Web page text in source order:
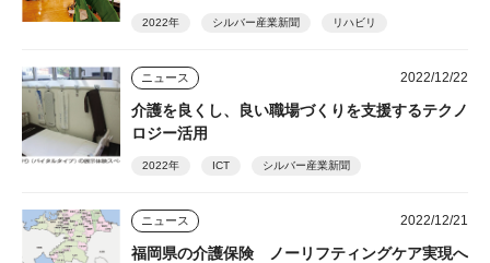
2022年 シルバー産業新聞 リハビリ
ニュース 2022/12/22
介護を良くし、良い職場づくりを支援するテクノ
ロジー活用
2022年 ICT シルバー産業新聞
ニュース 2022/12/21
福岡県の介護保険 ノーリフティングケア実現へ